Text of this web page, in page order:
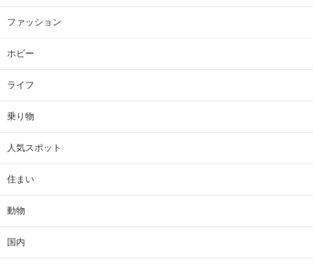
ファッション
ホビー
ライフ
乗り物
人気スポット
住まい
動物
国内